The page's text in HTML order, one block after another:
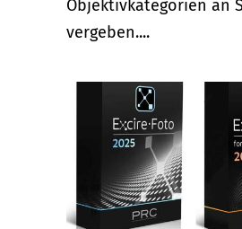
Objektivkategorien an
vergeben....